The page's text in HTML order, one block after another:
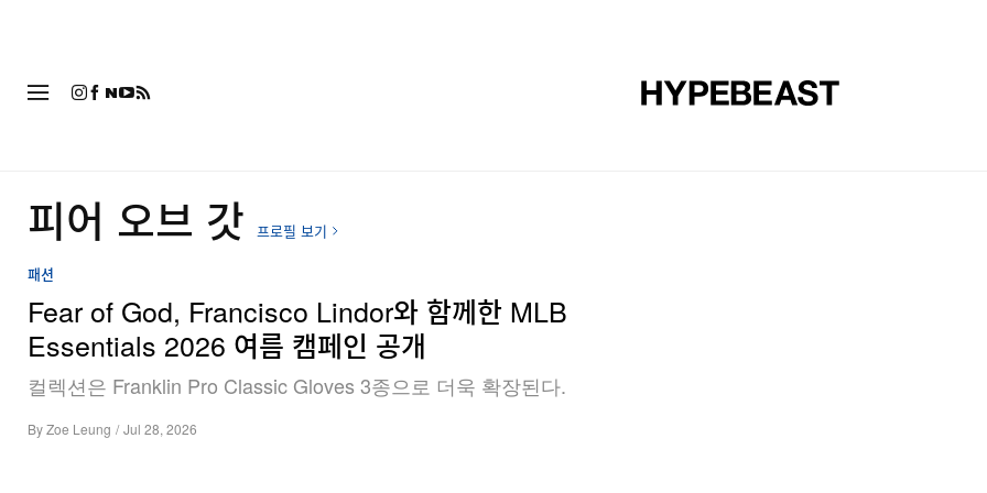
피어 오브 갓 프로필 보기
패션
Fear of God, Francisco Lindor와 함께한 MLB
Essentials 2026 여름 캠페인 공개
컬렉션은 Franklin Pro Classic Gloves 3종으로 더욱 확장된다.
ByZoe Leung / Jul 28, 2026